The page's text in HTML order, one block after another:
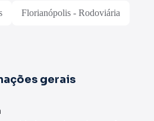
Florianópolis - Rodoviária
gerais